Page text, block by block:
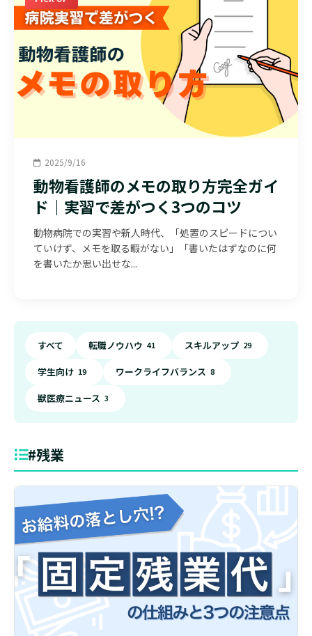
2025/9/16
動物看護師のメモの取り方完全ガイ
ド｜実習で差がつく3つのコツ
動物病院での実習や新人時代、「処置のスピードについ
ていけず、メモを取る暇がない」「書いたはずなのに何
を書いたか思い出せな...
すべて 転職ノウハウ 41 スキルアップ 29
学生向け 19 ワークライフバランス 8
獣医療ニュース 3
#残業